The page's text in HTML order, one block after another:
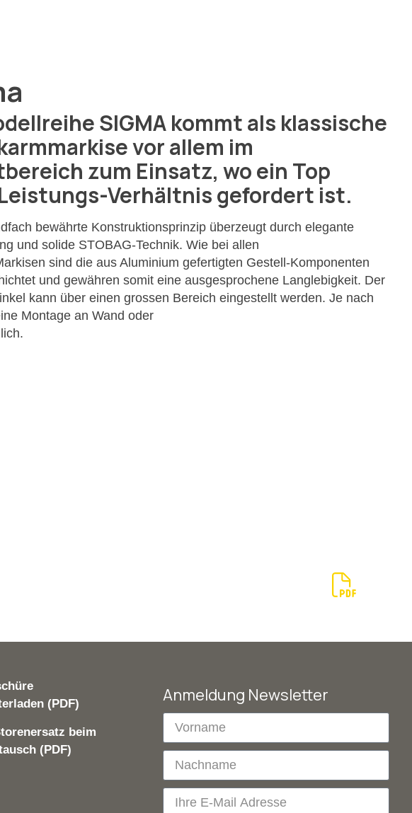
SIGMA kommt als klassische
vor allem im
zum Einsatz, wo ein Top
Verhältnis gefordert ist.
bewährte Konstruktionsprinzip überzeugt durch elegante
und solide STOBAG-Technik. Wie bei allen
sind die aus Aluminium gefertigten Gestell-Komponenten
und gewähren somit eine ausgesprochene Langlebigkeit. Der
kann über einen grossen Bereich eingestellt werden. Je nach
Montage an Wand oder
(PDF)
beim
(PDF)
Anmeldung Newsletter